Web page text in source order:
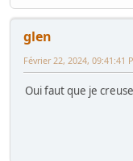
glen
Février 22, 2024, 09:41:41
Oui faut que je